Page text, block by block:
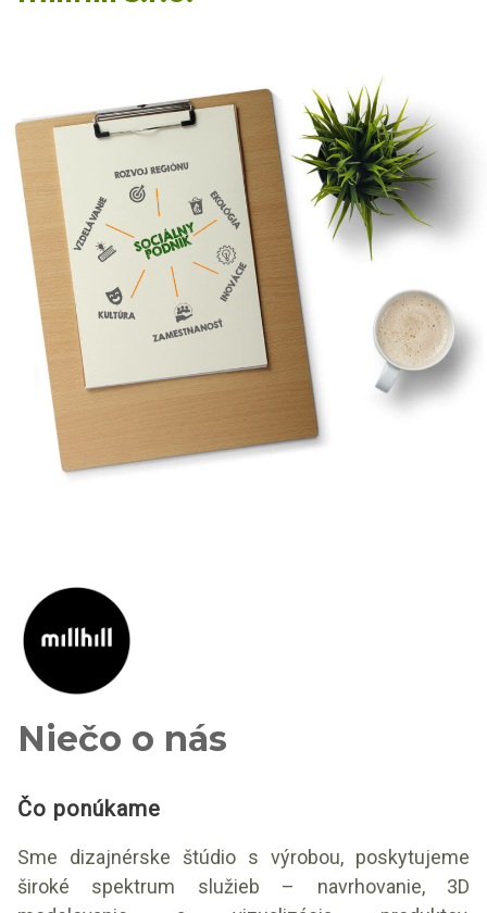
Niečo o nás
Čo ponúkame
Sme dizajnérske štúdio s výrobou, poskytujeme
široké spektrum služieb – navrhovanie, 3D